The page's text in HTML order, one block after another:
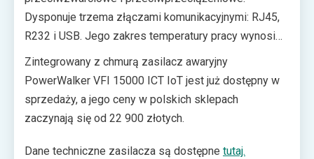
akumulatorom.
Dysponuje trzema złączami komunikacyjnymi: RJ45,
R232 i USB. Jego zakres temperatury pracy wynosi
od 0°C do 40°C, a maksymalny generowany hałas
podczas pracy to 55 dB.
Zintegrowany z chmurą zasilacz awaryjny
PowerWalker VFI 15000 ICT IoT jest już dostępny w
sprzedaży, a jego ceny w polskich sklepach
zaczynają się od 22 900 złotych.
Dane techniczne zasilacza są dostępne tutaj.